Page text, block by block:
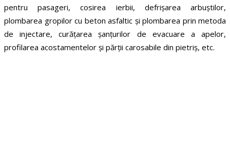
pentru pasageri, cosirea ierbii, defrișarea arbuștilor,
plombarea gropilor cu beton asfaltic și plombarea prin metoda
de injectare, curățarea șanțurilor de evacuare a apelor,
profilarea acostamentelor și părții carosabile din pietriș, etc.